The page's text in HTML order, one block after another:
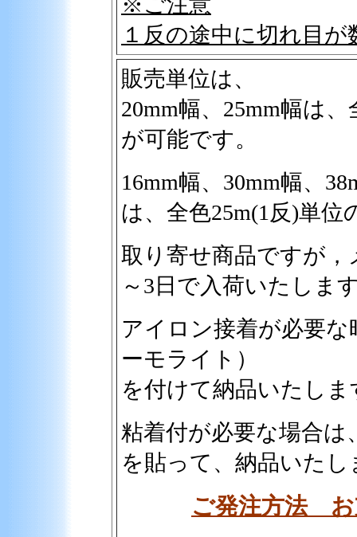
１反の途中に切れ目
販売単位は、
20mm幅、25mm幅は
が可能です。
16mm幅、30mm幅、
は、全色25m(1反)単
取り寄せ商品ですが，
～3日で入荷いたしま
アイロン接着が必要
ーモライト）
を付けて納品いたしま
粘着付が必要な場合は
を貼って、納品いたし
ご発注方法